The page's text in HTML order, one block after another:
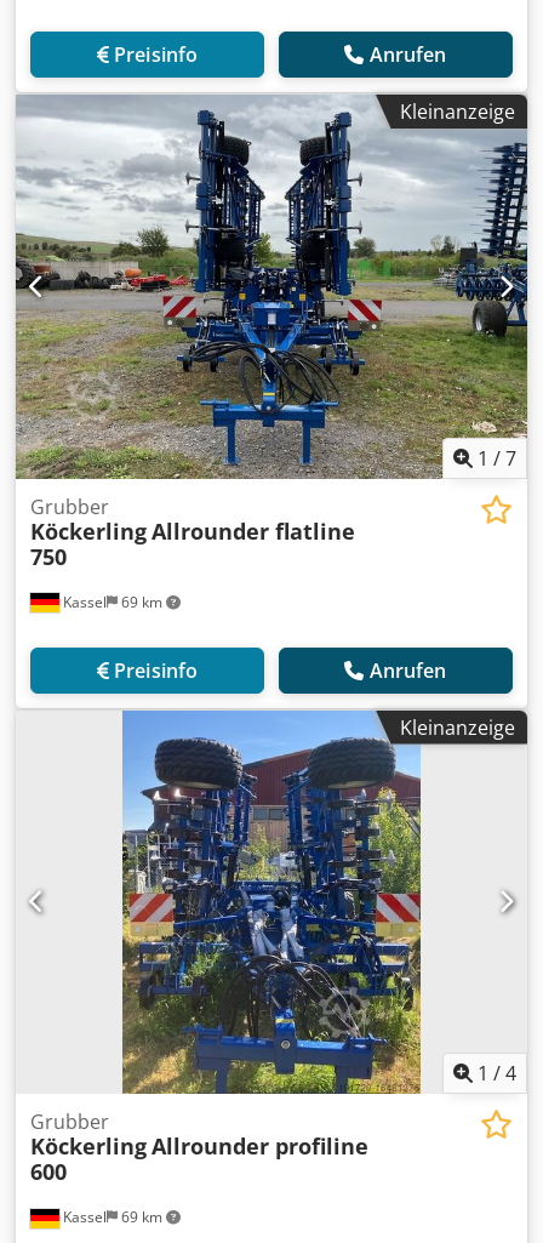
Preisinfo Anrufen
Kleinanzeige
1 /7
Kassel 69 km
Grubber
KöckerlingAllrounder flatline
750
Preisinfo Anrufen
Kleinanzeige
1 /4
Kassel 69 km
Grubber
KöckerlingAllrounder profiline
600